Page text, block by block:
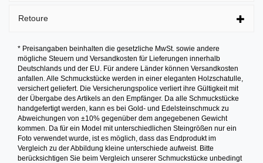
Retoure
* Preisangaben beinhalten die gesetzliche MwSt. sowie andere
mögliche Steuern und Versandkosten für Lieferungen innerhalb
Deutschlands und der EU. Für andere Länder können Versandkosten
anfallen. Alle Schmuckstücke werden in einer eleganten Holzschatulle,
versichert geliefert. Die Versicherungspolice verliert ihre Gültigkeit mit
der Übergabe des Artikels an den Empfänger. Da alle Schmuckstücke
handgefertigt werden, kann es bei Gold- und Edelsteinschmuck zu
Abweichungen von ±10% gegenüber dem angegebenen Gewicht
kommen. Da für ein Model mit unterschiedlichen Steingrößen nur ein
Foto verwendet wurde, ist es möglich, dass das Endprodukt im
Vergleich zu der Abbildung kleine unterschiede aufweist. Bitte
berücksichtigen Sie beim Vergleich unserer Schmuckstücke unbedingt